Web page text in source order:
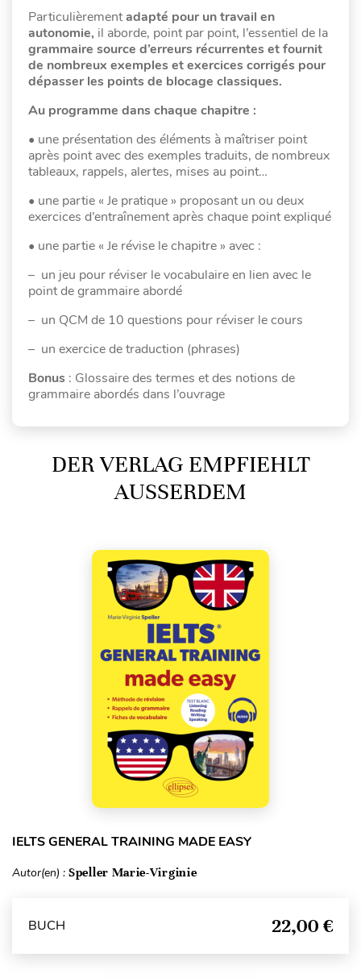
Particulièrementadapté pour un travail en
autonomie, il aborde, point par point, l’essentiel de la
grammaire source d’erreurs récurrentes et fournit
de nombreux exemples et exercices corrigés pour
dépasser les points de blocage classiques.
Au programme dans chaque chapitre :
• une présentation des éléments à maîtriser point
après point avec des exemples traduits, de nombreux
tableaux, rappels, alertes, mises au point…
• une partie « Je pratique » proposant un ou deux
exercices d’entraînement après chaque point expliqué
• une partie « Je révise le chapitre » avec :
– un jeu pour réviser le vocabulaire en lien avec le
point de grammaire abordé
– un QCM de 10 questions pour réviser le cours
– un exercice de traduction (phrases)
Bonus : Glossaire des termes et des notions de
grammaire abordés dans l’ouvrage
DER VERLAG EMPFIEHLT
AUSSERDEM
IELTS GENERAL TRAINING MADE EASY
Autor(en) : Speller Marie-Virginie
BUCH 22,00 €